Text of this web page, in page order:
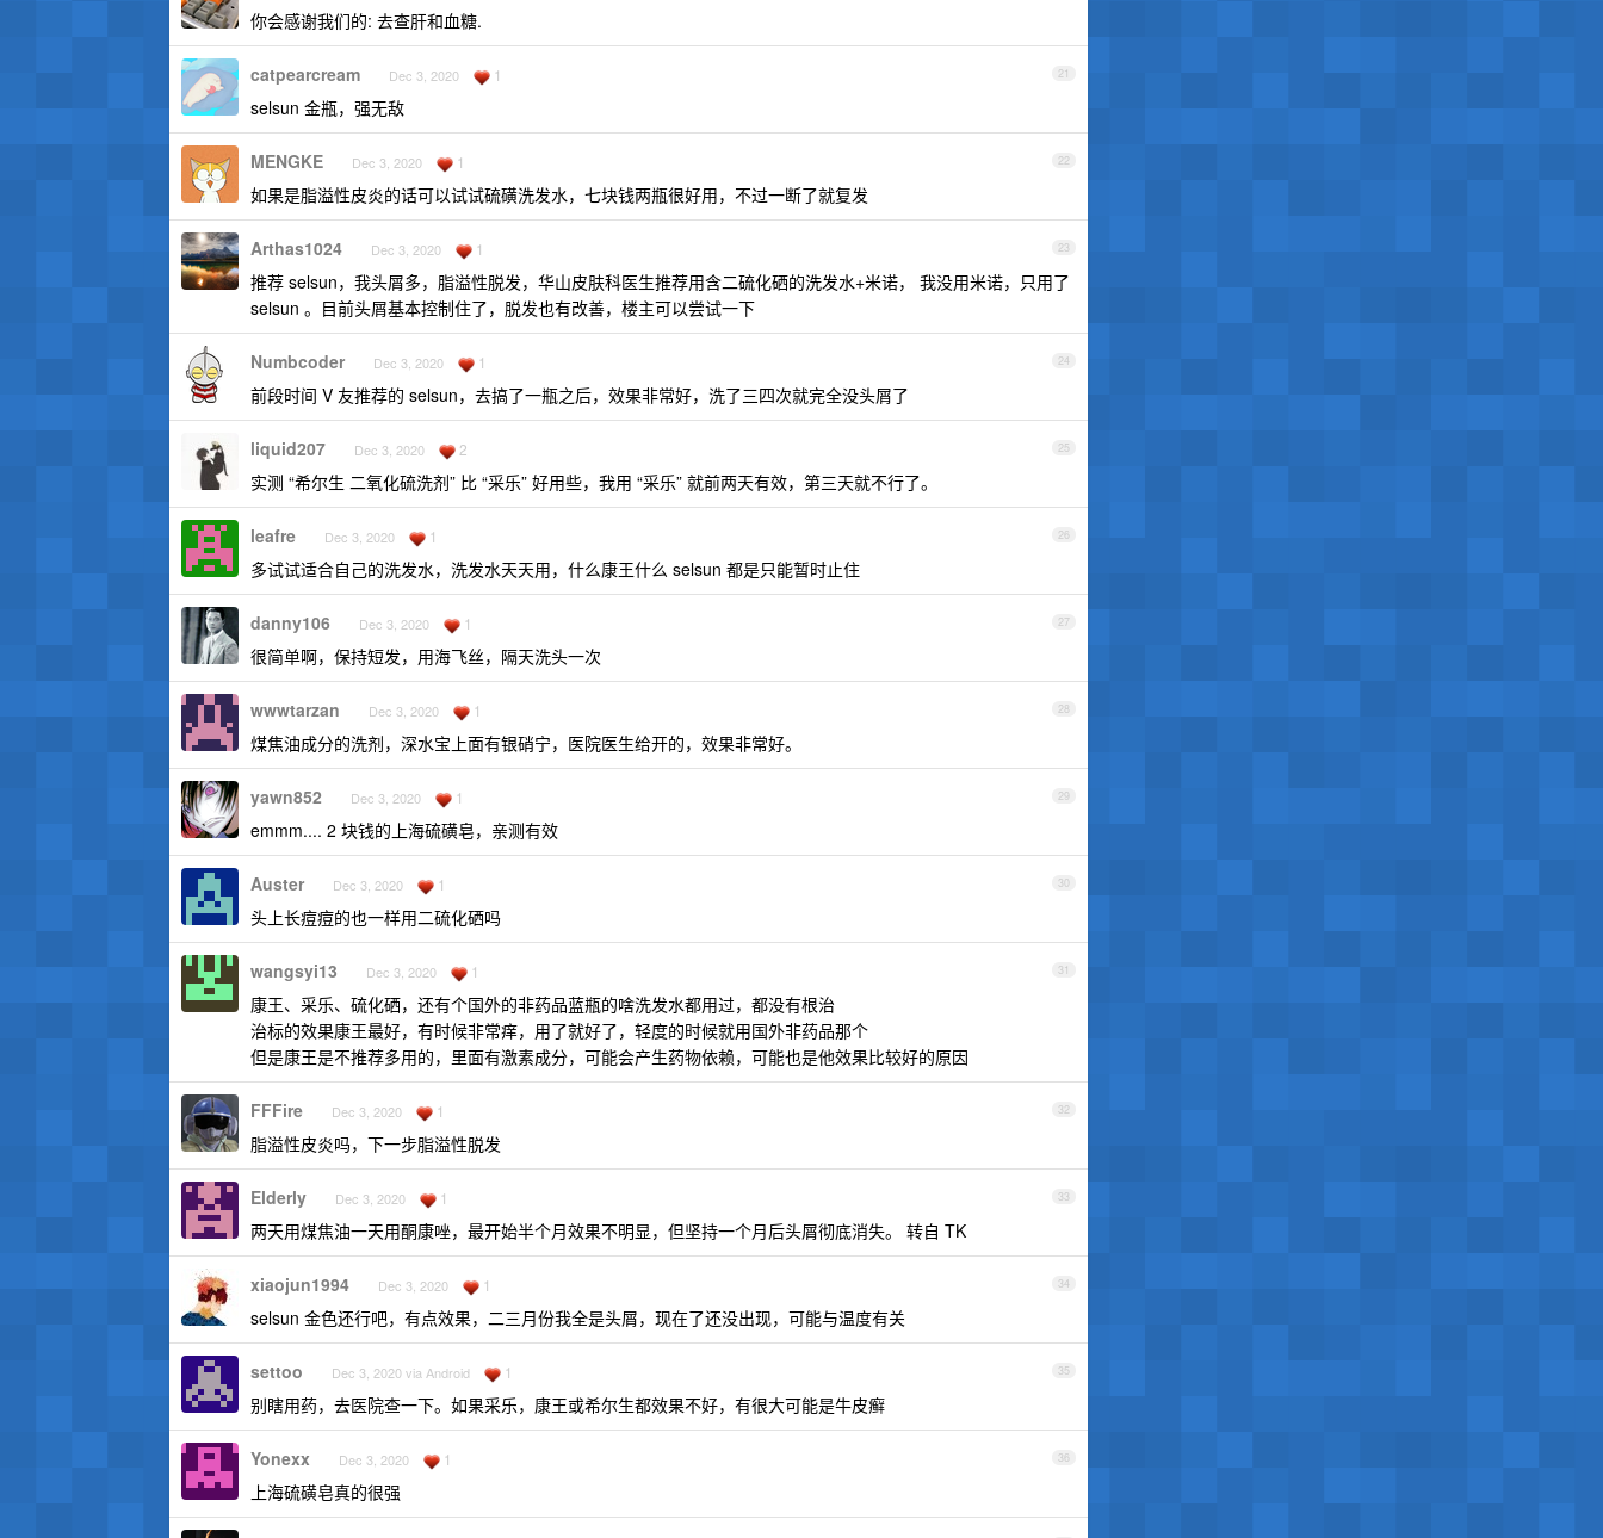
你会感谢我们的: 去查肝和血糖.
21
catpearcream Dec 3, 2020 1
selsun 金瓶，强无敌
22
MENGKE Dec 3, 2020 1
如果是脂溢性皮炎的话可以试试硫磺洗发水，七块钱两瓶很好用，不过一断了就复发
23
Arthas1024 Dec 3, 2020 1
推荐 selsun，我头屑多，脂溢性脱发，华山皮肤科医生推荐用含二硫化硒的洗发水+米诺， 我没用米诺，只用了
selsun 。目前头屑基本控制住了，脱发也有改善，楼主可以尝试一下
24
Numbcoder Dec 3, 2020 1
前段时间 V 友推荐的 selsun，去搞了一瓶之后，效果非常好，洗了三四次就完全没头屑了
25
liquid207 Dec 3, 2020 2
实测 “希尔生 二氧化硫洗剂” 比 “采乐” 好用些，我用 “采乐” 就前两天有效，第三天就不行了。
26
leafre Dec 3, 2020 1
多试试适合自己的洗发水，洗发水天天用，什么康王什么 selsun 都是只能暂时止住
27
danny106 Dec 3, 2020 1
很简单啊，保持短发，用海飞丝，隔天洗头一次
28
wwwtarzan Dec 3, 2020 1
煤焦油成分的洗剂，深水宝上面有银硝宁，医院医生给开的，效果非常好。
29
yawn852 Dec 3, 2020 1
emmm.... 2 块钱的上海硫磺皂，亲测有效
30
Auster Dec 3, 2020 1
头上长痘痘的也一样用二硫化硒吗
31
wangsyi13 Dec 3, 2020 1
康王、采乐、硫化硒，还有个国外的非药品蓝瓶的啥洗发水都用过，都没有根治
治标的效果康王最好，有时候非常痒，用了就好了，轻度的时候就用国外非药品那个
但是康王是不推荐多用的，里面有激素成分，可能会产生药物依赖，可能也是他效果比较好的原因
32
FFFire Dec 3, 2020 1
脂溢性皮炎吗，下一步脂溢性脱发
33
Elderly Dec 3, 2020 1
两天用煤焦油一天用酮康唑，最开始半个月效果不明显，但坚持一个月后头屑彻底消失。 转自 TK
34
xiaojun1994 Dec 3, 2020 1
selsun 金色还行吧，有点效果，二三月份我全是头屑，现在了还没出现，可能与温度有关
35
settoo Dec 3, 2020 via Android 1
别瞎用药，去医院查一下。如果采乐，康王或希尔生都效果不好，有很大可能是牛皮癣
36
Yonexx Dec 3, 2020 1
上海硫磺皂真的很强